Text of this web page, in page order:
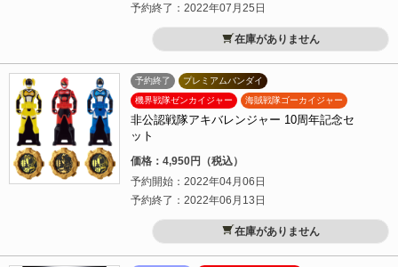
予約終了：2022年07月25日
在庫がありません
予約終了
プレミアムバンダイ
機界戦隊ゼンカイジャー
海賊戦隊ゴーカイジャー
非公認戦隊アキバレンジャー 10周年記念セ
ット
価格：4,950円（税込）
予約開始：2022年04月06日
予約終了：2022年06月13日
在庫がありません